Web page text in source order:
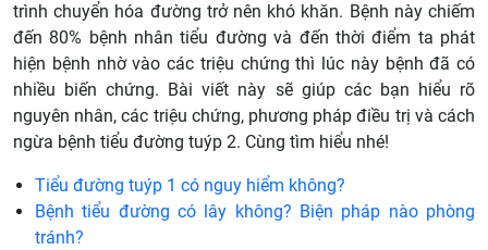
trình chuyển hóa đường trở nên khó khăn. Bệnh này chiếm
đến 80% bệnh nhân tiểu đường và đến thời điểm ta phát
hiện bệnh nhờ vào các triệu chứng thì lúc này bệnh đã có
nhiều biến chứng. Bài viết này sẽ giúp các bạn hiểu rõ
nguyên nhân, các triệu chứng, phương pháp điều trị và cách
ngừa bệnh tiểu đường tuýp 2. Cùng tìm hiểu nhé!
Tiểu đường tuýp 1 có nguy hiểm không?
Bệnh tiểu đường có lây không? Biện pháp nào phòng
tránh?